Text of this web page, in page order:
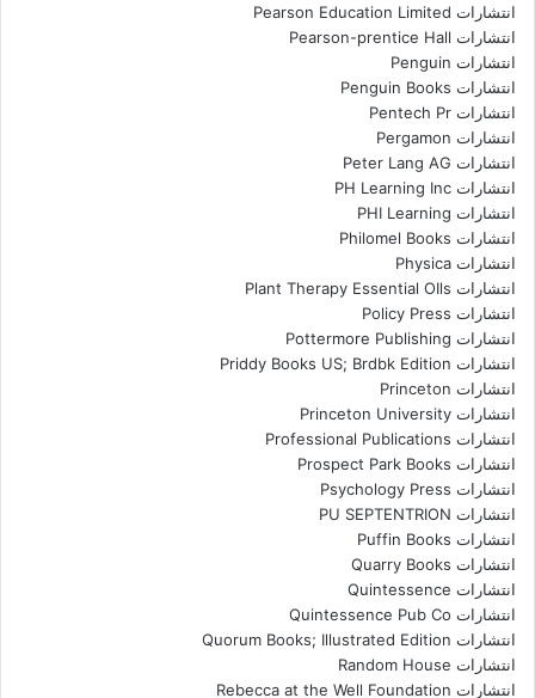
انتشارات Pearson Education Limited
انتشارات Pearson-prentice Hall
انتشارات Penguin
انتشارات Penguin Books
انتشارات Pentech Pr
انتشارات Pergamon
انتشارات Peter Lang AG
انتشارات PH Learning Inc
انتشارات PHI Learning
انتشارات Philomel Books
انتشارات Physica
انتشارات Plant Therapy Essential OIls
انتشارات Policy Press
انتشارات Pottermore Publishing
انتشارات Priddy Books US; Brdbk Edition
انتشارات Princeton
انتشارات Princeton University
انتشارات Professional Publications
انتشارات Prospect Park Books
انتشارات Psychology Press
انتشارات PU SEPTENTRION
انتشارات Puffin Books
انتشارات Quarry Books
انتشارات Quintessence
انتشارات Quintessence Pub Co
انتشارات Quorum Books; Illustrated Edition
انتشارات Random House
انتشارات Rebecca at the Well Foundation